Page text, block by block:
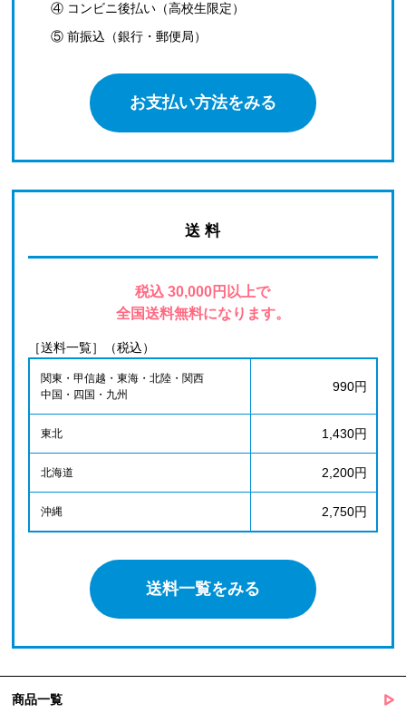
④ コンビニ後払い（高校生限定）
⑤ 前振込（銀行・郵便局）
お支払い方法をみる
送 料
税込 30,000円以上で
全国送料無料になります。
［送料一覧］（税込）
関東・甲信越・東海・北陸・関西
中国・四国・九州
990円
東北 1,430円
北海道 2,200円
沖縄 2,750円
送料一覧をみる
商品一覧